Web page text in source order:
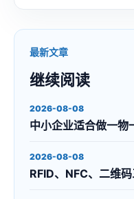
最新文章
继续阅读
2026-08-08
中小企业适合做一物
2026-08-08
RFID、NFC、二维